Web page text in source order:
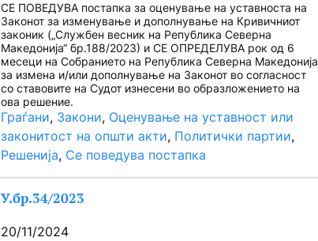
СЕ ПОВЕДУВА постапка за оценување на уставноста на
Законот за изменување и дополнување на Кривичниот
законик („Службен весник на Република Северна
Македонија“ бр.188/2023) и СЕ ОПРЕДЕЛУВА рок од 6
месеци на Собранието на Република Северна Македонија
за измена и/или дополнување на Законот во согласност
со ставовите на Судот изнесени во образложението на
ова решение.
Граѓани, Закони, Оценување на уставност или
законитост на општи акти, Политички партии
Решенија, Се поведува постапка
У.бр.34/2023
20/11/2024